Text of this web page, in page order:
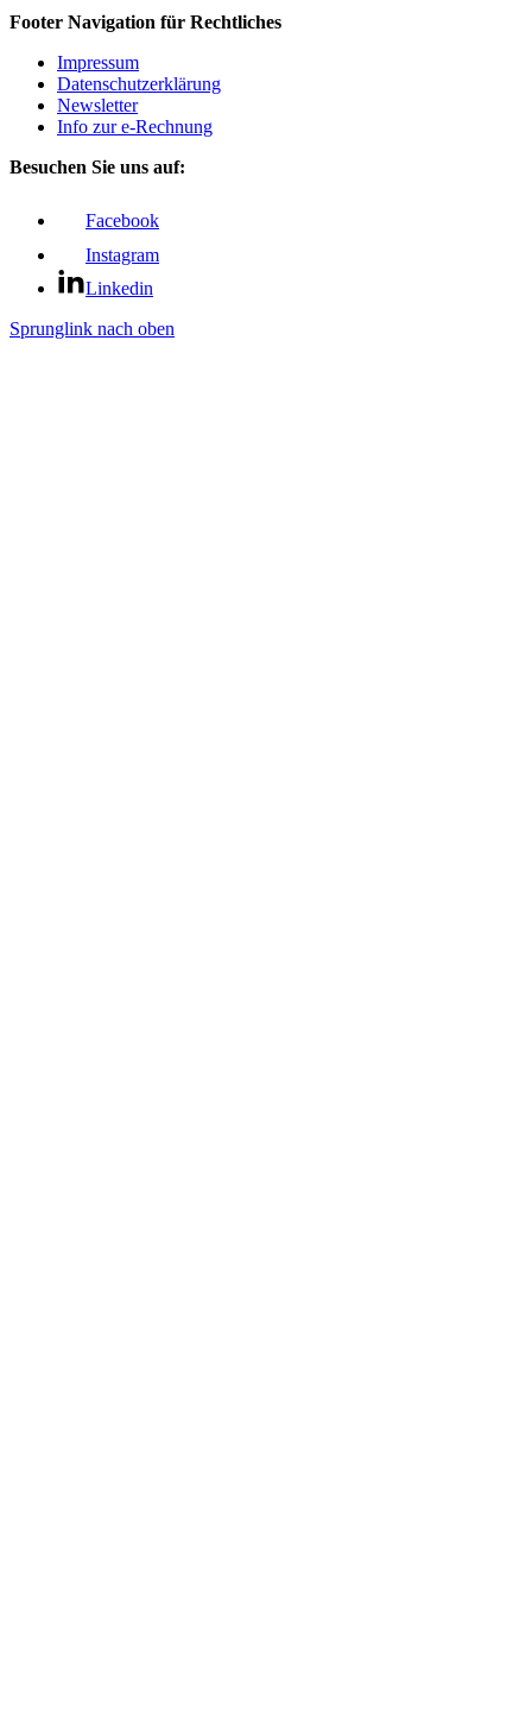
Footer Navigation für Rechtliches
Impressum
Datenschutz­erklärung
Newsletter
Info zur e-Rechnung
Besuchen Sie uns auf:
Facebook
Instagram
Linkedin
Sprunglink nach oben